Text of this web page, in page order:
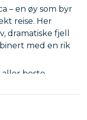
– en øy som byr
reise. Her
dramatiske fjell
med en rik
beste
og lar oss